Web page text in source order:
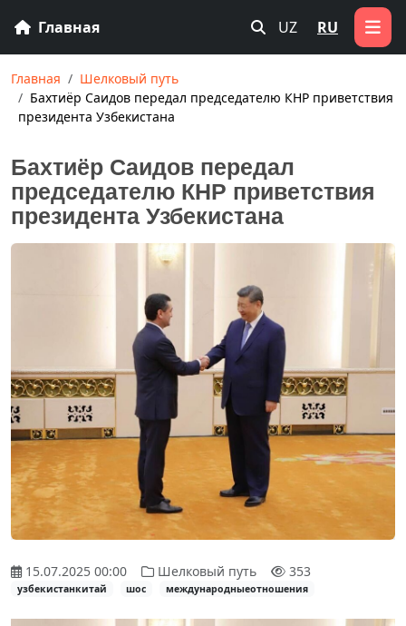
Главная UZ RU
Главная
Шелковый путь
Бахтиёр Саидов передал председателю КНР приветствия
президента Узбекистана
Бахтиёр Саидов передал
председателю КНР приветствия
президента Узбекистана
15.07.2025 00:00 Шелковый путь 353
узбекистанкитай шос международныеотношения